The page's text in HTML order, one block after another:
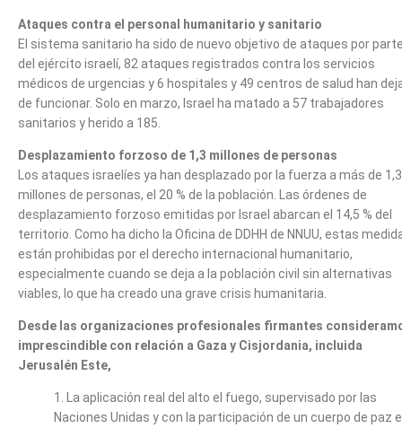
Ataques contra el personal humanitario y sanitario
El sistema sanitario ha sido de nuevo objetivo de ataques por
del ejército israelí, 82 ataques registrados contra los servicios
médicos de urgencias y 6 hospitales y 49 centros de salud han
de funcionar. Solo en marzo, Israel ha matado a 57 trabajadores
sanitarios y herido a 185.
Desplazamiento forzoso de 1,3 millones de personas
Los ataques israelíes ya han desplazado por la fuerza a más de 1,3
millones de personas, el 20 % de la población. Las órdenes de
desplazamiento forzoso emitidas por Israel abarcan el 14,5 % del
territorio. Como ha dicho la Oficina de DDHH de NNUU, estas
están prohibidas por el derecho internacional humanitario,
especialmente cuando se deja a la población civil sin alternativas
viables, lo que ha creado una grave crisis humanitaria.
Desde las organizaciones profesionales firmantes
imprescindible con relación a Gaza y Cisjordania, incluida
Jerusalén Este,
1. La aplicación real del alto el fuego, supervisado por las
Naciones Unidas y con la participación de un cuerpo de paz